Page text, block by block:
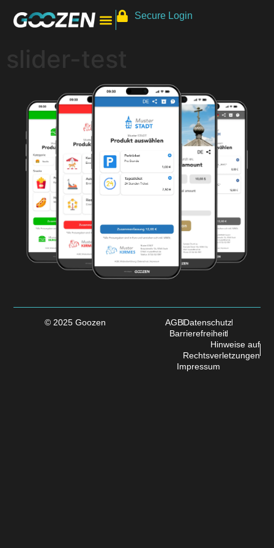
Secure Login
© 2025 Goozen AGBDatenschutz
Barrierefreiheit
Hinweise auf
Rechtsverletzungen
Impressum